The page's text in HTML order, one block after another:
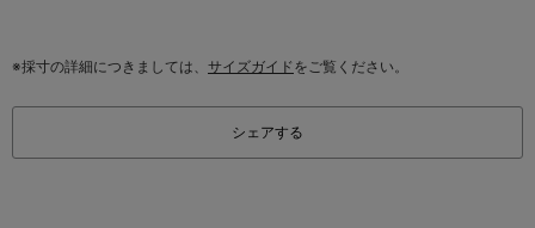
※採寸の詳細につきましては、 サイズガイドをご覧ください。
シェアする